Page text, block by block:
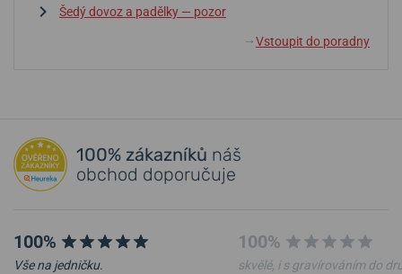
Šedý dovoz a padělky — pozor
↓ Vstoupit do poradny
100% zákazníků náš
obchod doporučuje
100%
Vše na jedničku.
100%
skvělé, i s gravírováním do